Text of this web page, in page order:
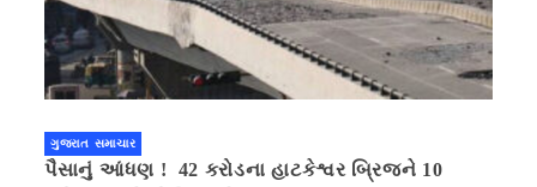
ગુજરાત સમાચાર
પૈસાનું આંધણ ! 42 કરોડના હાટકેશ્વર બ્રિજને 10